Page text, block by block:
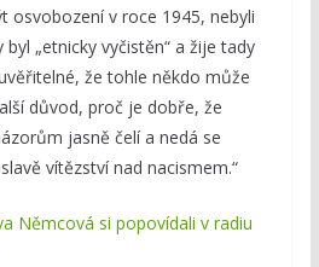
osvobození v roce 1945, nebyli
„etnicky vyčistěn“ a žije tady
že tohle někdo může
důvod, proč je dobře, že
jasně čelí a nedá se
vítězství nad nacismem.“
Němcová si popovídali v radiu